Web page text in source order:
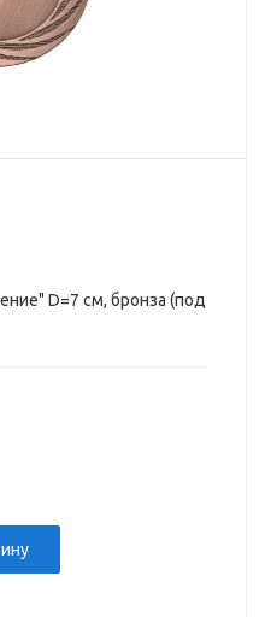
D=7 см, бронза (под